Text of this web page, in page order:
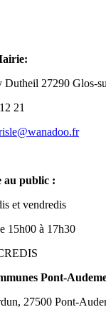
Dutheil 27290 Glos-
21
au public :
et vendredis
15h00 à 17h30
Pont-
27500 Pont-